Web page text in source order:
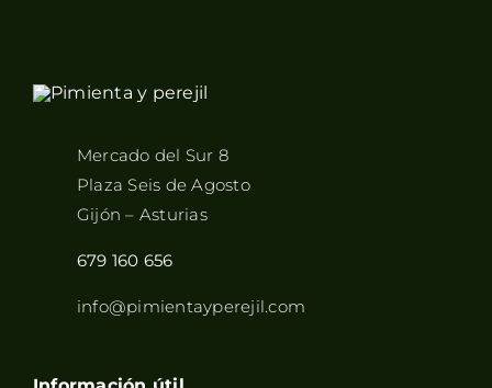
Mercado del Sur 8
Plaza Seis de Agosto
Gijón – Asturias
679 160 656
info@pimientayperejil.com